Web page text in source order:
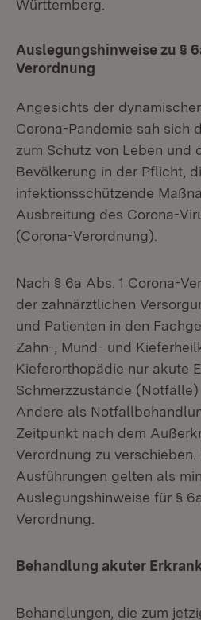
Württemberg.
Auslegungshinweise zu §
Verordnung
Angesichts der
Corona-Pandemie sah sich
zum Schutz von Leben und
Bevölkerung in der Pflicht,
infektionsschützende
Ausbreitung des Corona-
(Corona-Verordnung).
Nach § 6a Abs. 1 Corona-
der zahnärztlichen
und Patienten in den
Zahn-, Mund- und
Kieferorthopädie nur akute
Schmerzzustände
Andere als
Zeitpunkt nach dem
Verordnung zu
Ausführungen gelten als
Auslegungshinweise für §
Verordnung.
Behandlung akuter
Behandlungen, die zum